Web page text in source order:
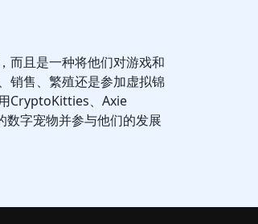
而且是一种将他们对游戏和
销售、繁殖还是参加虚拟锦
CryptoKitties、Axie
字宠物并参与他们的发展